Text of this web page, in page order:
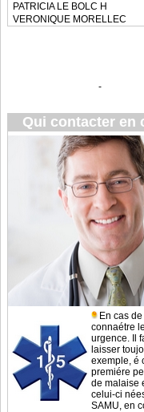
PATRICIA LE BOLC H
VERONIQUE MORELLEC
-
Qui contacter en
En cas
connaétre
urgence. Il
laisser
exemple, é
premiére
de malaise
celui-ci
SAMU, en